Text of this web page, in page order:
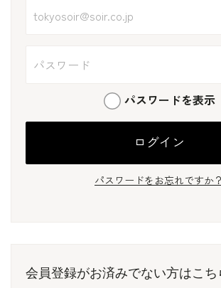
パスワードを表示
パスワードをお忘れですか？
会員登録がお済みでない方はこち